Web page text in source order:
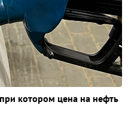
котором цена на нефть